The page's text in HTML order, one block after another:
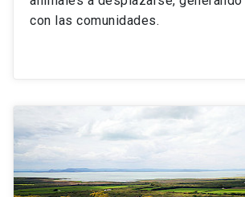
con las comunidades.